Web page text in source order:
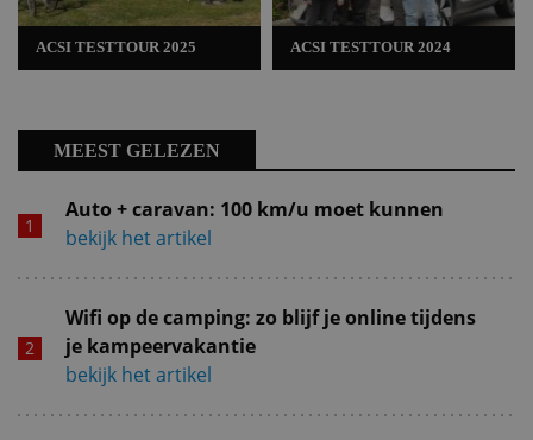
ACSI TESTTOUR 2025 ACSI TESTTOUR 2024
MEEST GELEZEN
Auto + caravan: 100 km/u moet kunnen
bekijk het artikel
Wifi op de camping: zo blijf je online tijdens
je kampeervakantie
bekijk het artikel